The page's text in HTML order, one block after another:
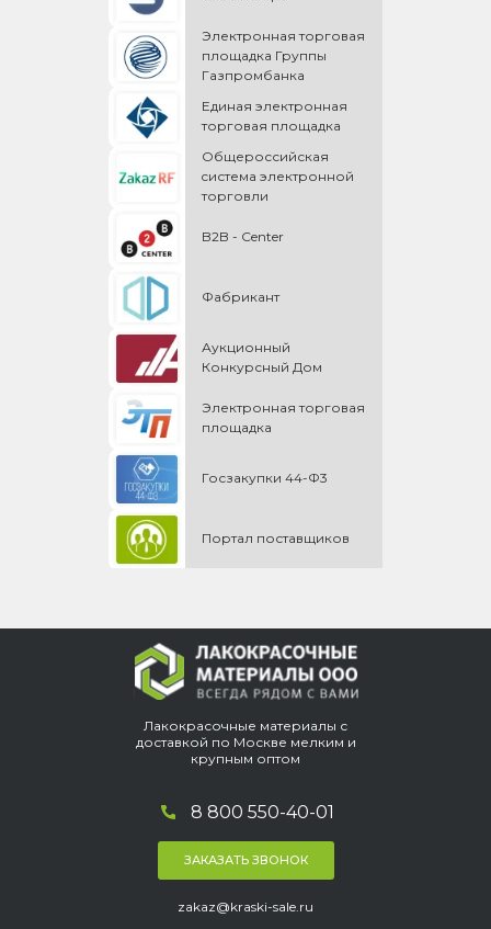
Электронная торговая
площадка Группы
Газпромбанка
Единая электронная
торговая площадка
Общероссийская
cистема электронной
торговли
B2B - Center
Фабрикант
Аукционный
Конкурсный Дом
Электронная торговая
площадка
Госзакупки 44-Ф3
Портал поставщиков
Лакокрасочные материалы с
доставкой по Москве мелким и
крупным оптом
8 800 550-40-01
ЗАКАЗАТЬ ЗВОНОК
zakaz@kraski-sale.ru